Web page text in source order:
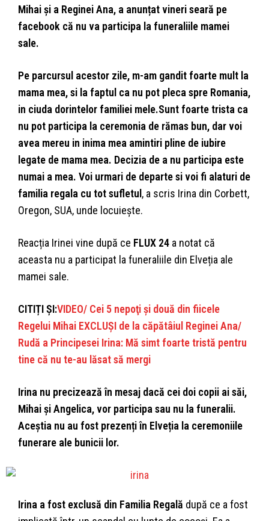
Mihai și a Reginei Ana, a anunțat vineri seară pe
facebook că nu va participa la funeraliile mamei
sale.
Pe parcursul acestor zile, m-am gandit foarte mult la
mama mea, si la faptul ca nu pot pleca spre Romania,
in ciuda dorintelor familiei mele.Sunt foarte trista ca
nu pot participa la ceremonia de rămas bun, dar voi
avea mereu in inima mea amintiri pline de iubire
legate de mama mea. Decizia de a nu participa este
numai a mea. Voi urmari de departe si voi fi alaturi de
familia regala cu tot sufletul , a scris Irina din Corbett,
Oregon, SUA, unde locuiește.
Reacția Irinei vine după ce FLUX 24 a notat că
aceasta nu a participat la funeraliile din Elveția ale
mamei sale.
CITIȚI ȘI:VIDEO/ Cei 5 nepoţi şi două din fiicele
Regelui Mihai EXCLUŞI de la căpătâiul Reginei Ana/
Rudă a Principesei Irina: Mă simt foarte tristă pentru
tine că nu te-au lăsat să mergi
Irina nu precizează în mesaj dacă cei doi copii ai săi,
Mihai și Angelica, vor participa sau nu la funeralii.
Aceștia nu au fost prezenți în Elveția la ceremoniile
funerare ale bunicii lor.
Irina a fost exclusă din Familia Regală după ce a fost